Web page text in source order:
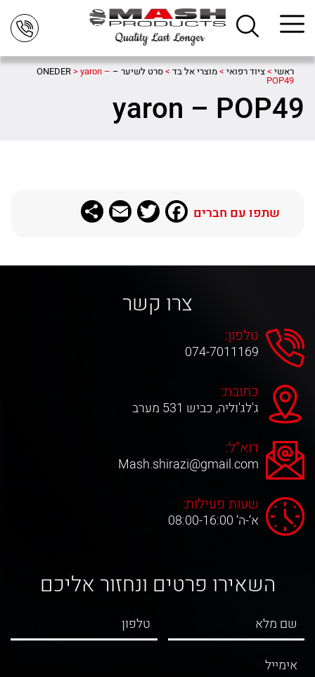
ראשי >ציוד רפואי >מוצרי אל בד >סרט לשיער – ONEDER >yaron –
POP49
yaron – POP49
שתפו עם חברים Facebook
Twitter
Email
צרו קשר
טלפון:
074-7011169
כתובת:
ג'לג'וליה, כביש 531 מערב
דוא"ל:
Mash.shirazi@gmail.com
שעות פעילות:
א‘-ה‘ 08:00-16:00
השאירו פרטים ונחזור אליכם